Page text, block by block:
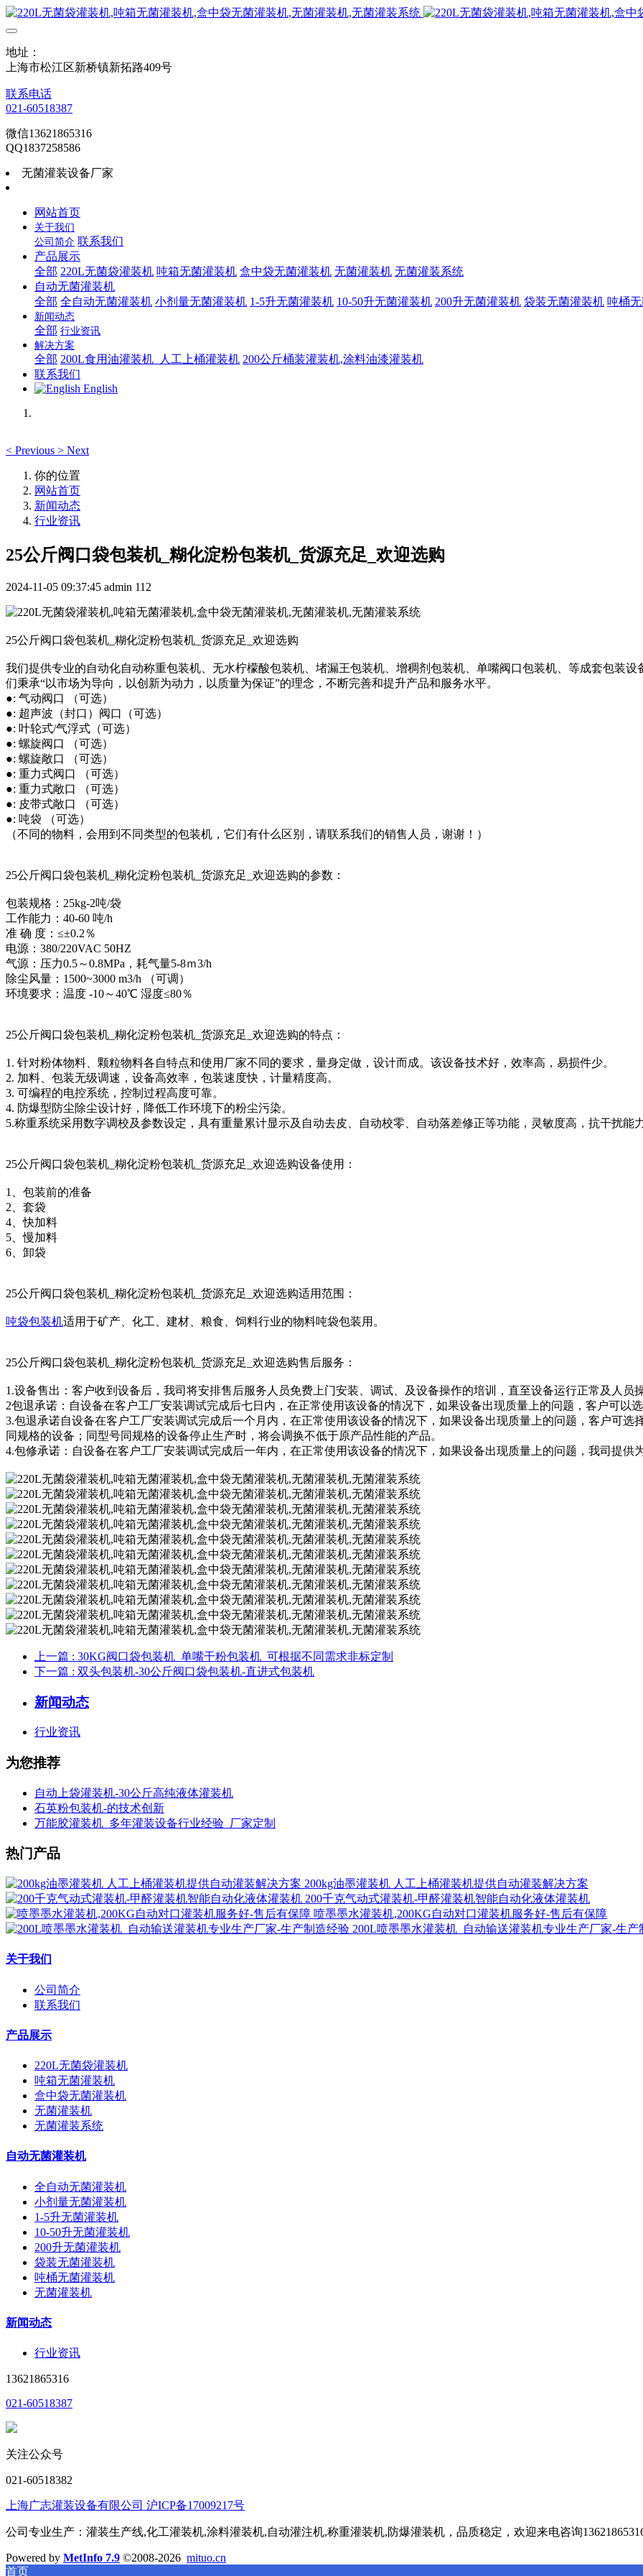
地址：
上海市松江区新桥镇新拓路409号
联系电话
021-60518387
微信13621865316
QQ1837258586
无菌灌装设备厂家
网站首页
关于我们
公司简介 联系我们
产品展示
全部 220L无菌袋灌装机 吨箱无菌灌装机 盒中袋无菌灌装机 无菌灌装机 无菌灌装系统
自动无菌灌装机
全部 全自动无菌灌装机 小剂量无菌灌装机 1-5升无菌灌装机 10-50升无菌灌装机 200升无菌灌装机 袋装无菌灌装机 吨桶
新闻动态
全部 行业资讯
解决方案
全部 200L食用油灌装机_人工上桶灌装机 200公斤桶装灌装机,涂料油漆灌装机
联系我们
English
< Previous > Next
你的位置
网站首页
新闻动态
行业资讯
25公斤阀口袋包装机_糊化淀粉包装机_货源充足_欢迎选购
2024-11-05 09:37:45 admin 112
25公斤阀口袋包装机_糊化淀粉包装机_货源充足_欢迎选购
我们提供专业的自动化自动称重包装机、无水柠檬酸包装机、堵漏王包装机、增稠剂包装机、单嘴阀口包装机、等成套包装
们秉承“以市场为导向，以创新为动力，以质量为保证”的理念，不断完善和提升产品和服务水平。
●: 气动阀口 （可选）
●: 超声波（封口）阀口（可选）
●: 叶轮式/气浮式（可选）
●: 螺旋阀口 （可选）
●: 螺旋敞口 （可选）
●: 重力式阀口 （可选）
●: 重力式敞口 （可选）
●: 皮带式敞口 （可选）
●: 吨袋 （可选）
（不同的物料，会用到不同类型的包装机，它们有什么区别，请联系我们的销售人员，谢谢！）
25公斤阀口袋包装机_糊化淀粉包装机_货源充足_欢迎选购的参数：
包装规格：25kg-2吨/袋
工作能力：40-60 吨/h
准 确 度：≤±0.2％
电源：380/220VAC 50HZ
气源：压力0.5～0.8MPa，耗气量5-8ｍ3/h
除尘风量：1500~3000 m3/h （可调）
环境要求：温度 -10～40℃ 湿度≤80％
25公斤阀口袋包装机_糊化淀粉包装机_货源充足_欢迎选购的特点：
1. 针对粉体物料、颗粒物料各自特点和使用厂家不同的要求，量身定做，设计而成。该设备技术好，效率高，易损件少。
2. 加料、包装无级调速，设备高效率，包装速度快，计量精度高。
3. 可编程的电控系统，控制过程高度可靠。
4. 防爆型防尘除尘设计好，降低工作环境下的粉尘污染。
5.称重系统采用数字调校及参数设定，具有重量累计显示及自动去皮、自动校零、自动落差修正等功能，灵敏度高，抗干扰能
25公斤阀口袋包装机_糊化淀粉包装机_货源充足_欢迎选购设备使用：
1、包装前的准备
2、套袋
4、快加料
5、慢加料
6、卸袋
25公斤阀口袋包装机_糊化淀粉包装机_货源充足_欢迎选购适用范围：
吨袋包装机适用于矿产、化工、建材、粮食、饲料行业的物料吨袋包装用。
25公斤阀口袋包装机_糊化淀粉包装机_货源充足_欢迎选购售后服务：
1.设备售出：客户收到设备后，我司将安排售后服务人员免费上门安装、调试、及设备操作的培训，直至设备运行正常及人员
2包退承诺：自设备在客户工厂安装调试完成后七日内，在正常使用该设备的情况下，如果设备出现质量上的问题，客户可以
3.包退承诺自设备在客户工厂安装调试完成后一个月内，在正常使用该设备的情况下，如果设备出现质量上的问题，客户可
同规格的设备；同型号同规格的设备停止生产时，将会调换不低于原产品性能的产品。
4.包修承诺：自设备在客户工厂安装调试完成后一年内，在正常使用该设备的情况下，如果设备出现质量上的问题，我司提供
上一篇 : 30KG阀口袋包装机_单嘴干粉包装机_可根据不同需求非标定制
下一篇 : 双头包装机-30公斤阀口袋包装机-直进式包装机
新闻动态
行业资讯
为您推荐
自动上袋灌装机-30公斤高纯液体灌装机
石英粉包装机-的技术创新
万能胶灌装机_多年灌装设备行业经验_厂家定制
热门产品
200kg油墨灌装机 人工上桶灌装机提供自动灌装解决方案
200千克气动式灌装机-甲醛灌装机智能自动化液体灌装机
喷墨墨水灌装机,200KG自动对口灌装机服务好-售后有保障
200L喷墨墨水灌装机_自动输送灌装机专业生产厂家-生产
关于我们
公司简介
联系我们
产品展示
220L无菌袋灌装机
吨箱无菌灌装机
盒中袋无菌灌装机
无菌灌装机
无菌灌装系统
自动无菌灌装机
全自动无菌灌装机
小剂量无菌灌装机
1-5升无菌灌装机
10-50升无菌灌装机
200升无菌灌装机
袋装无菌灌装机
吨桶无菌灌装机
无菌灌装机
新闻动态
行业资讯
13621865316
021-60518387
关注公众号
021-60518382
上海广志灌装设备有限公司 沪ICP备17009217号
公司专业生产：灌装生产线,化工灌装机,涂料灌装机,自动灌注机,称重灌装机,防爆灌装机，品质稳定，欢迎来电咨询
Powered by MetInfo 7.9 ©2008-2026 mituo.cn
首页